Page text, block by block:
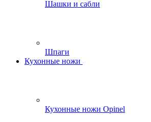
Шашки и сабли
Шпаги
Кухонные ножи
Кухонные ножи Opinel